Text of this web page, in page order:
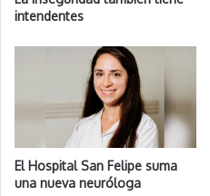
intendentes
El Hospital San Felipe suma
una nueva neuróloga